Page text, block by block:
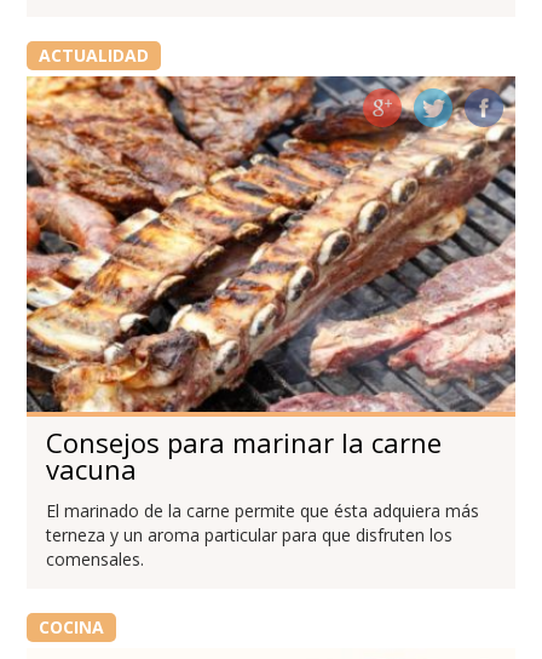
ACTUALIDAD
Consejos para marinar la carne
vacuna
El marinado de la carne permite que ésta adquiera más
terneza y un aroma particular para que disfruten los
comensales.
COCINA